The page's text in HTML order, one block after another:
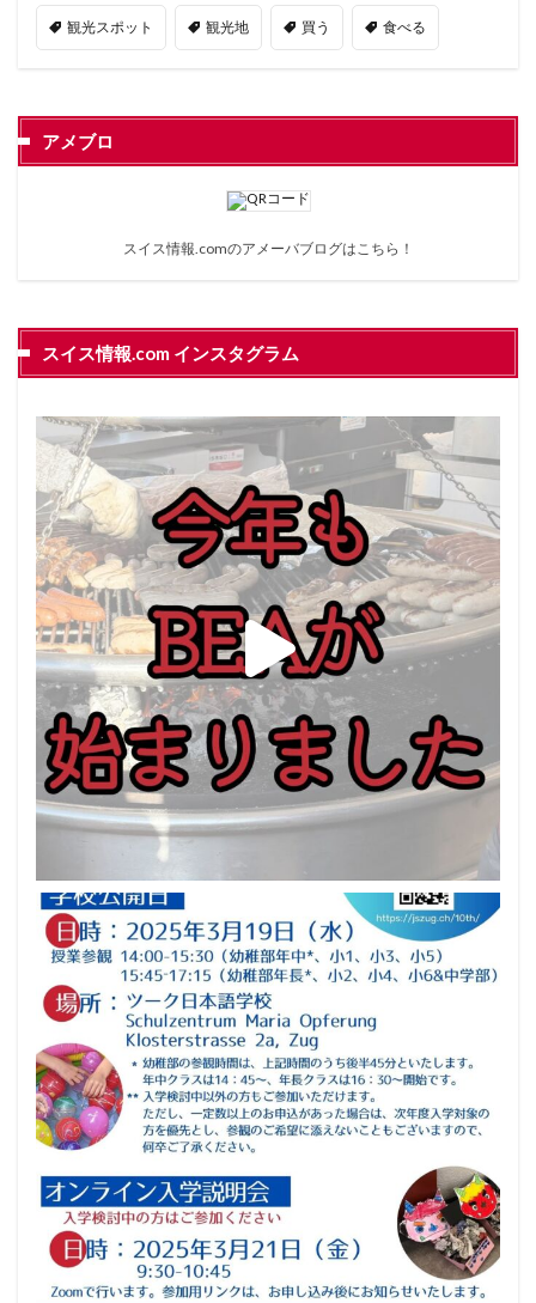
観光スポット 観光地 買う 食べる
アメブロ
スイス情報.comのアメーバブログはこちら ！
スイス情報.com インスタグラム